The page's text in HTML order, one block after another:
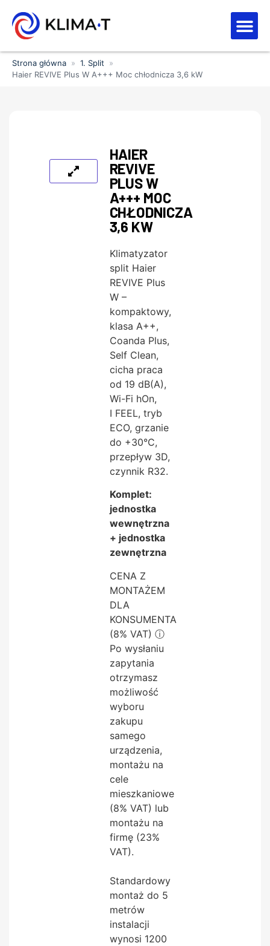
Strona główna » 1. Split
»
Haier REVIVE Plus W A+++ Moc chłodnicza 3,6 kW
HAIER
REVIVE
PLUS W
A+++ MOC
CHŁODNICZA
3,6 KW
Klimatyzator
split Haier
REVIVE Plus
W –
kompaktowy,
klasa A++,
Coanda Plus,
Self Clean,
cicha praca
od 19 dB(A),
Wi-Fi hOn,
I FEEL, tryb
ECO, grzanie
do +30°C,
przepływ 3D,
czynnik R32.
Komplet:
jednostka
wewnętrzna
+ jednostka
zewnętrzna
CENA Z
MONTAŻEM
DLA
KONSUMENTA
(8% VAT) ⓘ
Po wysłaniu
zapytania
otrzymasz
możliwość
wyboru
zakupu
samego
urządzenia,
montażu na
cele
mieszkaniowe
(8% VAT) lub
montażu na
firmę (23%
VAT).
Standardowy
montaż do 5
metrów
instalacji
wynosi 1200